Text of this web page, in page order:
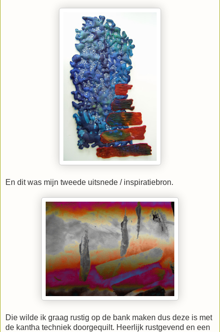
En dit was mijn tweede uitsnede / inspiratiebron.
Die wilde ik graag rustig op de bank maken dus deze is met
de kantha techniek doorgequilt. Heerlijk rustgevend en een